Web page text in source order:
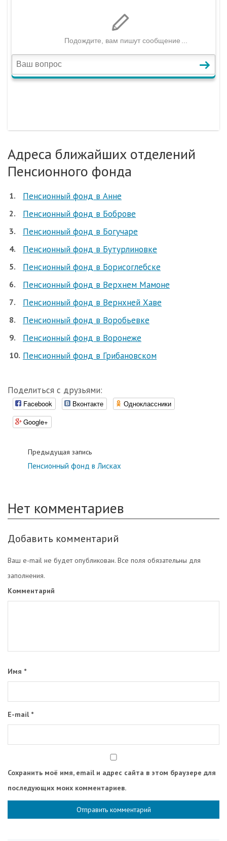
Адреса ближайших отделений
Пенсионного фонда
Пенсионный фонд в Анне
Пенсионный фонд в Боброве
Пенсионный фонд в Богучаре
Пенсионный фонд в Бутурлиновке
Пенсионный фонд в Борисоглебске
Пенсионный фонд в Верхнем Мамоне
Пенсионный фонд в Вернхней Хаве
Пенсионный фонд в Воробьевке
Пенсионный фонд в Воронеже
Пенсионный фонд в Грибановском
Поделиться с друзьями:
Facebook Вконтакте
Одноклассники
Google+
Предыдущая запись
Пенсионный фонд в Лисках
Нет комментариев
Добавить комментарий
Ваш e-mail не будет опубликован. Все поля обязательны для
заполнения.
Комментарий
Имя *
E-mail *
Сохранить моё имя, email и адрес сайта в этом браузере для
последующих моих комментариев.